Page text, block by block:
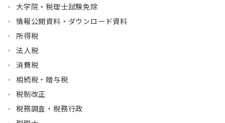
大学院・税理士試験免除
情報公開資料・ダウンロード資料
所得税
法人税
消費税
相続税・贈与税
税制改正
税務調査・税務行政